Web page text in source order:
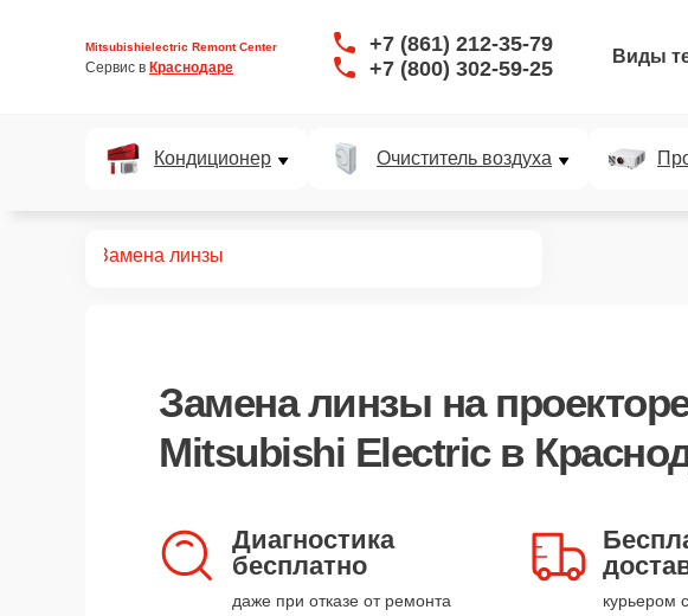
Mitsubishielectric Remont Center
Сервис в Краснодаре
+7 (861) 212-35-79
+7 (800) 302-59-25
Виды
Кондиционер Очиститель воздуха
Замена линзы
Замена линзы на
Mitsubishi Electric в
Диагностика
бесплатно
даже при отказе от ремонта курьером